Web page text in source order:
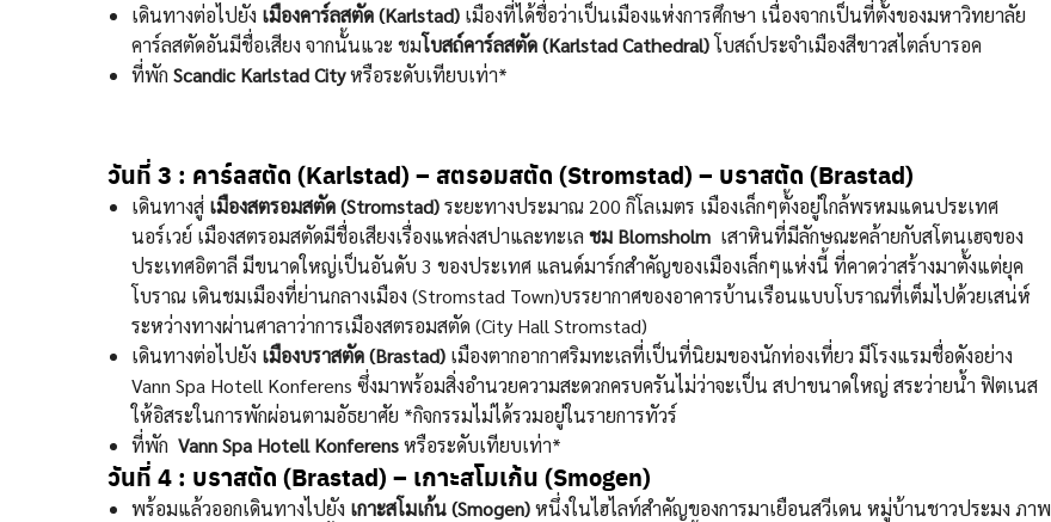
เดินทางต่อไปยัง เมืองคาร์ลสตัด (Karlstad) เมืองที่ได้ชื่อว่าเป็นเมืองแห่งการศึกษา เนื่องจากเป็นที่ตั้งของมหาวิทยาลัย
คาร์ลสตัดอันมีชื่อเสียง จากนั้นแวะ ชมโบสถ์คาร์ลสตัด (Karlstad Cathedral)โบสถ์ประจำเมืองสีขาวสไตล์บารอค
ที่พัก Scandic Karlstad Cityหรือระดับเทียบเท่า*
วันที่ 3 : คาร์ลสตัด (Karlstad) – สตรอมสตัด (Stromstad) – บราสตัด (Brastad)
เดินทางสู่ เมืองสตรอมสตัด (Stromstad)ระยะทางประมาณ 200 กิโลเมตร เมืองเล็กๆตั้งอยู่ใกล้พรหมแดนประเทศ
นอร์เวย์ เมืองสตรอมสตัดมีชื่อเสียงเรื่องแหล่งสปาและทะเล ชม Blomsholm เสาหินที่มีลักษณะคล้ายกับสโตนเฮจของ
ประเทศอิตาลี มีขนาดใหญ่เป็นอันดับ 3 ของประเทศ แลนด์มาร์กสำคัญของเมืองเล็กๆแห่งนี้ ที่คาดว่าสร้างมาตั้งแต่ยุค
โบราณ เดินชมเมืองที่ย่านกลางเมือง (Stromstad Town)บรรยากาศของอาคารบ้านเรือนแบบโบราณที่เต็มไปด้วยเสน่ห์
ระหว่างทางผ่านศาลาว่าการเมืองสตรอมสตัด (City Hall Stromstad)
เดินทางต่อไปยัง เมืองบราสตัด (Brastad) เมืองตากอากาศริมทะเลที่เป็นที่นิยมของนักท่องเที่ยว มีโรงแรมชื่อดังอย่าง
Vann Spa Hotell Konferens ซึ่งมาพร้อมสิ่งอำนวยความสะดวกครบครันไม่ว่าจะเป็น สปาขนาดใหญ่ สระว่ายน้ำ ฟิตเนส
ให้อิสระในการพักผ่อนตามอัธยาศัย *กิจกรรมไม่ได้รวมอยู่ในรายการทัวร์
ที่พัก Vann Spa Hotell Konferensหรือระดับเทียบเท่า*
วันที่ 4 : บราสตัด (Brastad) – เกาะสโมเก้น (Smogen)
พร้อมแล้วออกเดินทางไปยัง เกาะสโมเก้น (Smogen)หนึ่งในไฮไลท์สำคัญของการมาเยือนสวีเดน หมู่บ้านชาวประมง ภาพ